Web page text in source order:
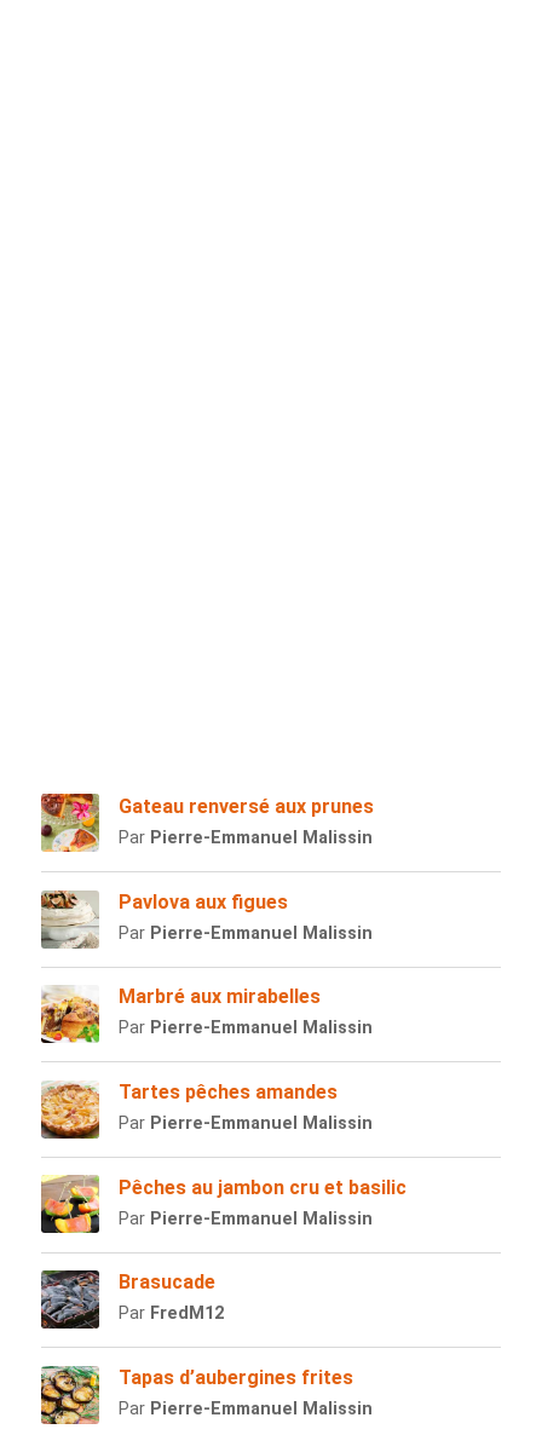
Gateau renversé aux prunes
Par Pierre-Emmanuel Malissin
Pavlova aux figues
Par Pierre-Emmanuel Malissin
Marbré aux mirabelles
Par Pierre-Emmanuel Malissin
Tartes pêches amandes
Par Pierre-Emmanuel Malissin
Pêches au jambon cru et basilic
Par Pierre-Emmanuel Malissin
Brasucade
Par FredM12
Tapas d’aubergines frites
Par Pierre-Emmanuel Malissin